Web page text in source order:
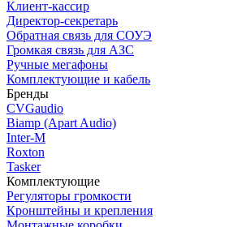
Клиент-кассир
Директор-секретарь
Обратная связь для СОУЭ
Громкая связь для АЗС
Ручные мегафоны
Комплектующие и кабель
Бренды
CVGaudio
Biamp (Apart Audio)
Inter-M
Roxton
Tasker
Комплектующие
Регуляторы громкости
Кронштейны и крепления